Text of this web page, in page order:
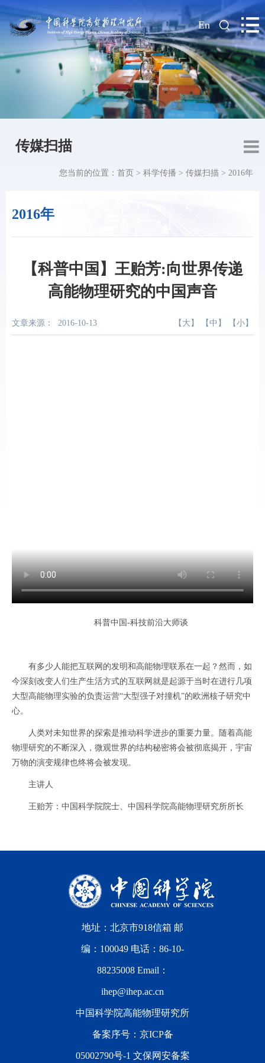
| En
传媒扫描
2016年
您当前的位置： 首页 > 科学传播 > 传媒扫描 > 2016年
【科普中国】王贻芳:向世界传递
高能物理研究的中国声音
文章来源： 2016-10-13 【 大 】 【 中 】 【 小 】
科普中国-科技前沿大师谈
有多少人能把互联网的发明和高能物理联系在一起？然而，如
今深刻改变人们生产生活方式的互联网就是起源于当时在进行几项
大型高能物理实验的负责运营“大型强子对撞机”的欧洲核子研究中
心。
人类对未知世界的探索是推动科学进步的重要力量。随着高能
物理研究的不断深入，微观世界的结构秘密将会被彻底揭开，宇宙
万物的演变规律也终将会被发现。
主讲人
王贻芳：中国科学院院士、中国科学院高能物理研究所所长
地址：北京市918信箱 邮
编：100049 电话：86-10-
88235008 Email：
ihep@ihep.ac.cn
中国科学院高能物理研究所
备案序号： 京ICP备
05002790号-1 文保网安备案